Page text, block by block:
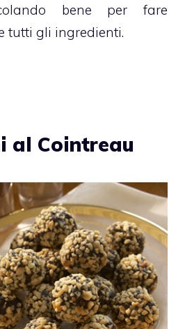
bene per fare
tutti gli ingredienti.
al Cointreau